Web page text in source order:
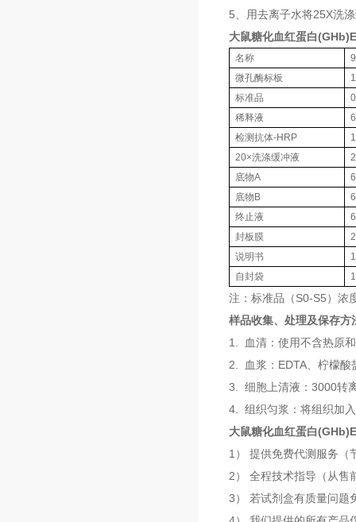
5、用去离子水将25X洗
大鼠糖化血红蛋白
名称
微孔酶标板
标准品
稀释液
检测抗体-HRP
20×洗涤缓冲液
底物A
底物B
终止液
封板膜
说明书
自封袋
注：标准品（S0-S5）浓
样品收集、处理及保存方
1. 血清：使用不含热原
2. 血浆：EDTA、柠檬酸
3. 细胞上清液：3000转
4. 组织匀浆：将组织加
大鼠糖化血红蛋白
1） 提供免费代测服务（
2） 全程技术指导（从售
3） 若试剂盒有质量问题